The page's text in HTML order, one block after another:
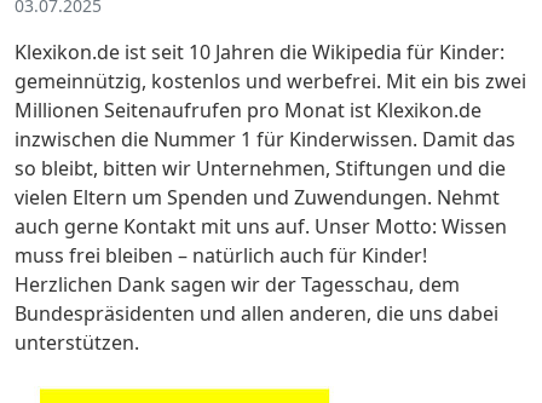
03.07.2025
Klexikon.de ist seit 10 Jahren die Wikipedia für Kinder:
gemeinnützig, kostenlos und werbefrei. Mit ein bis zwei
Millionen Seitenaufrufen pro Monat ist Klexikon.de
inzwischen die Nummer 1 für Kinderwissen. Damit das
so bleibt, bitten wir Unternehmen, Stiftungen und die
vielen Eltern um Spenden und Zuwendungen. Nehmt
auch gerne Kontakt mit uns auf. Unser Motto: Wissen
muss frei bleiben – natürlich auch für Kinder!
Herzlichen Dank sagen wir der Tagesschau, dem
Bundespräsidenten und allen anderen, die uns dabei
unterstützen.